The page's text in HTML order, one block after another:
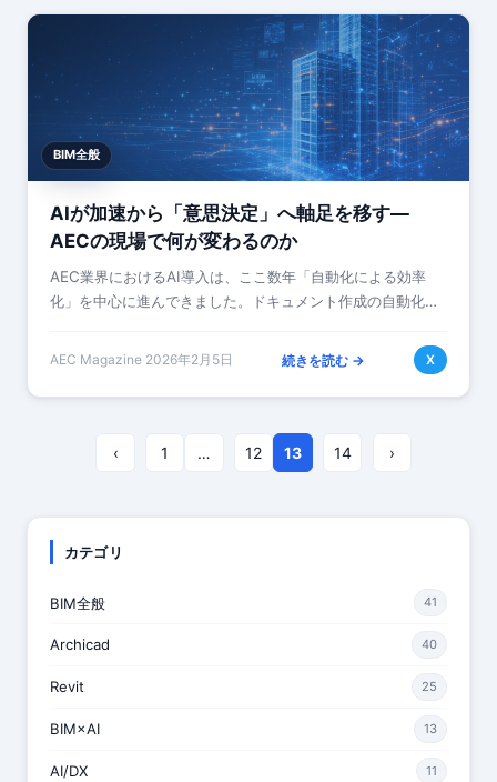
BIM全般
AIが加速から「意思決定」へ軸足を移す—
AECの現場で何が変わるのか
AEC業界におけるAI導入は、ここ数年「自動化による効率
化」を中心に進んできました。ドキュメント作成の自動化、
みです。しかし建設業界が直面する根本…
AEC Magazine 2026年2月5日 続きを読む → X
‹ 1 … 12 13 14 ›
カテゴリ
BIM全般 41
Archicad 40
Revit 25
BIM×AI 13
AI/DX 11